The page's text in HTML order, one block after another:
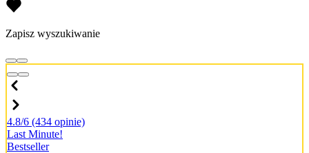
Zapisz wyszukiwanie
4.8/6 (434 opinie)
Last Minute!
Bestseller